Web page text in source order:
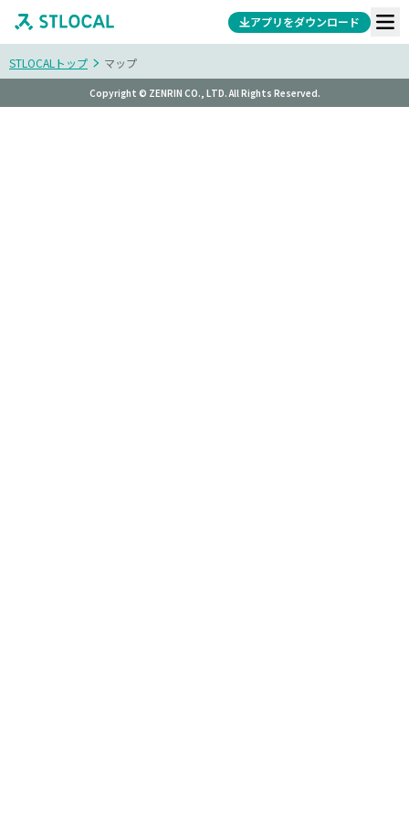
アプリをダウンロード
STLOCALトップ マップ
Copyright © ZENRIN CO., LTD. All Rights Reserved.